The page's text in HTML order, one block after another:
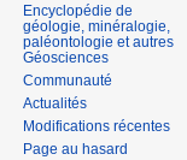
Encyclopédie de
géologie, minéralogie,
paléontologie et autres
Géosciences
Communauté
Actualités
Modifications récentes
Page au hasard